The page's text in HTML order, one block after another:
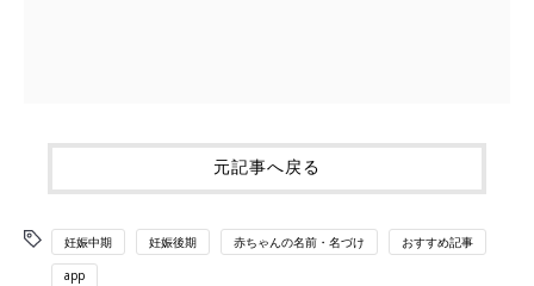
元記事へ戻る
妊娠中期 妊娠後期 赤ちゃんの名前・名づけ おすすめ記事
app